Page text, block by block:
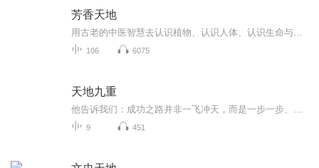
芳香天地
106 6075
天地九重
9 451